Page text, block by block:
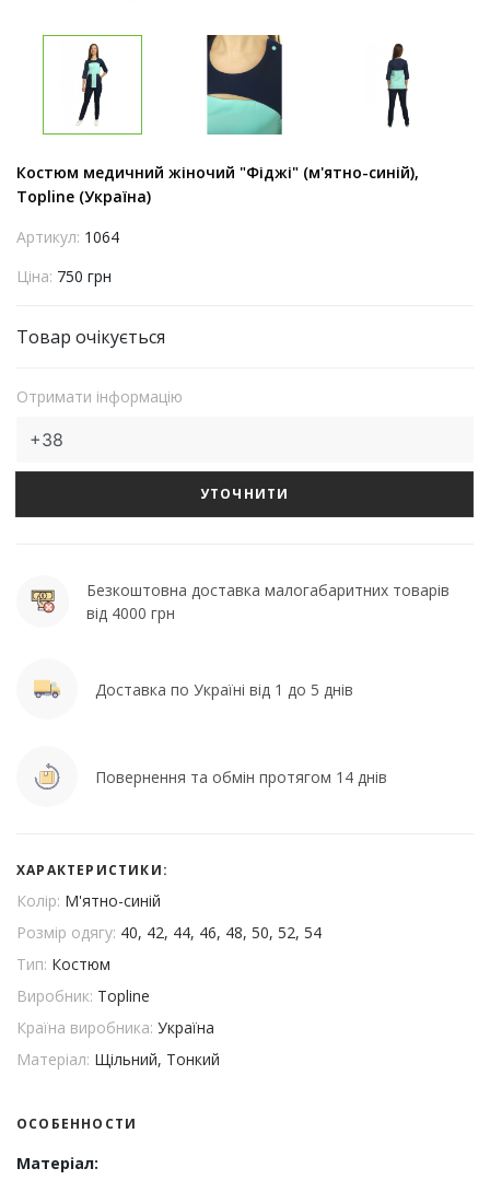
Костюм медичний жіночий "Фіджі" (м'ятно-синій),
Topline (Україна)
Артикул: 1064
Ціна: 750 грн
Товар очікується
Отримати інформацію
УТОЧНИТИ
Безкоштовна доставка малогабаритних товарів
від 4000 грн
Доставка по Україні від 1 до 5 днів
Повернення та обмін протягом 14 днів
ХАРАКТЕРИСТИКИ:
Колір: М'ятно-синій
Розмір одягу: 40, 42, 44, 46, 48, 50, 52, 54
Тип: Костюм
Виробник: Topline
Країна виробника: Україна
Матеріал: Щільний, Тонкий
ОСОБЕННОСТИ
Матеріал: